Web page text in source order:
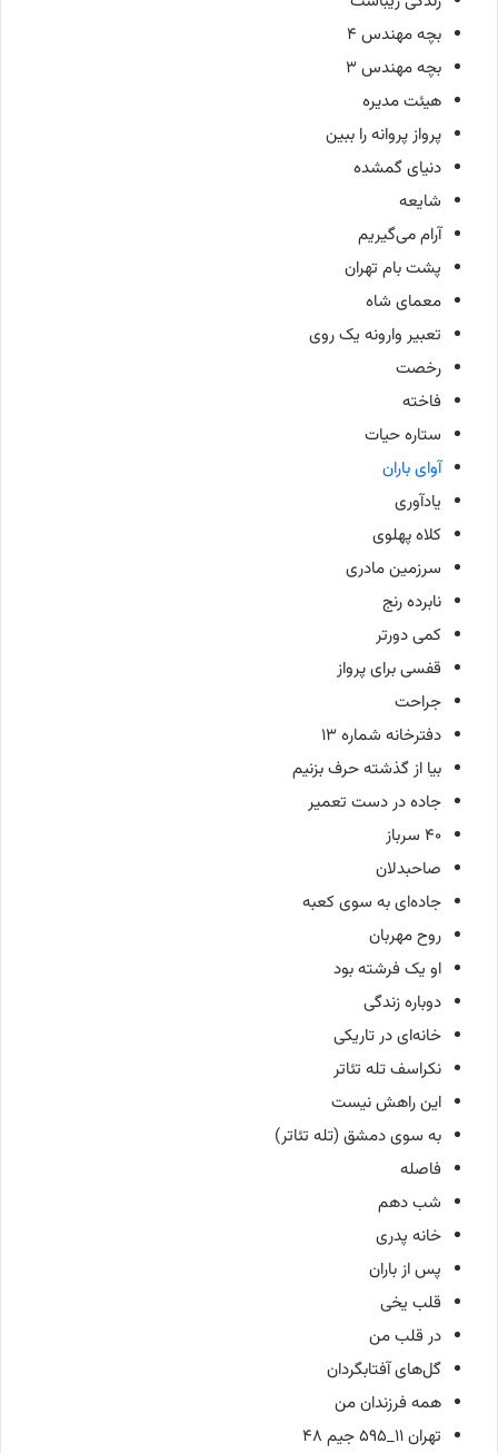
بچه مهندس ۴
بچه مهندس ۳
هیئت مدیره
پرواز پروانه را ببین
دنیای گمشده
شایعه
آرام می‌گیریم
پشت بام تهران
معمای شاه
تعبیر وارونه یک روی
رخصت
فاخته
ستاره حیات
آوای باران
یادآوری
کلاه پهلوی
سرزمین مادری
نابرده رنج
کمی دورتر
قفسی برای پرواز
جراحت
دفترخانه شماره ۱۳
بیا از گذشته حرف بزنیم
جاده در دست تعمیر
۴۰ سرباز
صاحبدلان
جاده‌ای به سوی کعبه
روح مهربان
او یک فرشته بود
دوباره زندگی
خانه‌ای در تاریکی
نکراسف تله تئاتر
این راهش نیست
به سوی دمشق (تله تئاتر)
فاصله
شب دهم
خانه پدری
پس از باران
قلب یخی
در قلب من
گل‌های آفتابگردان
همه فرزندان من
تهران ۱۱_۵۹۵ جیم ۴۸